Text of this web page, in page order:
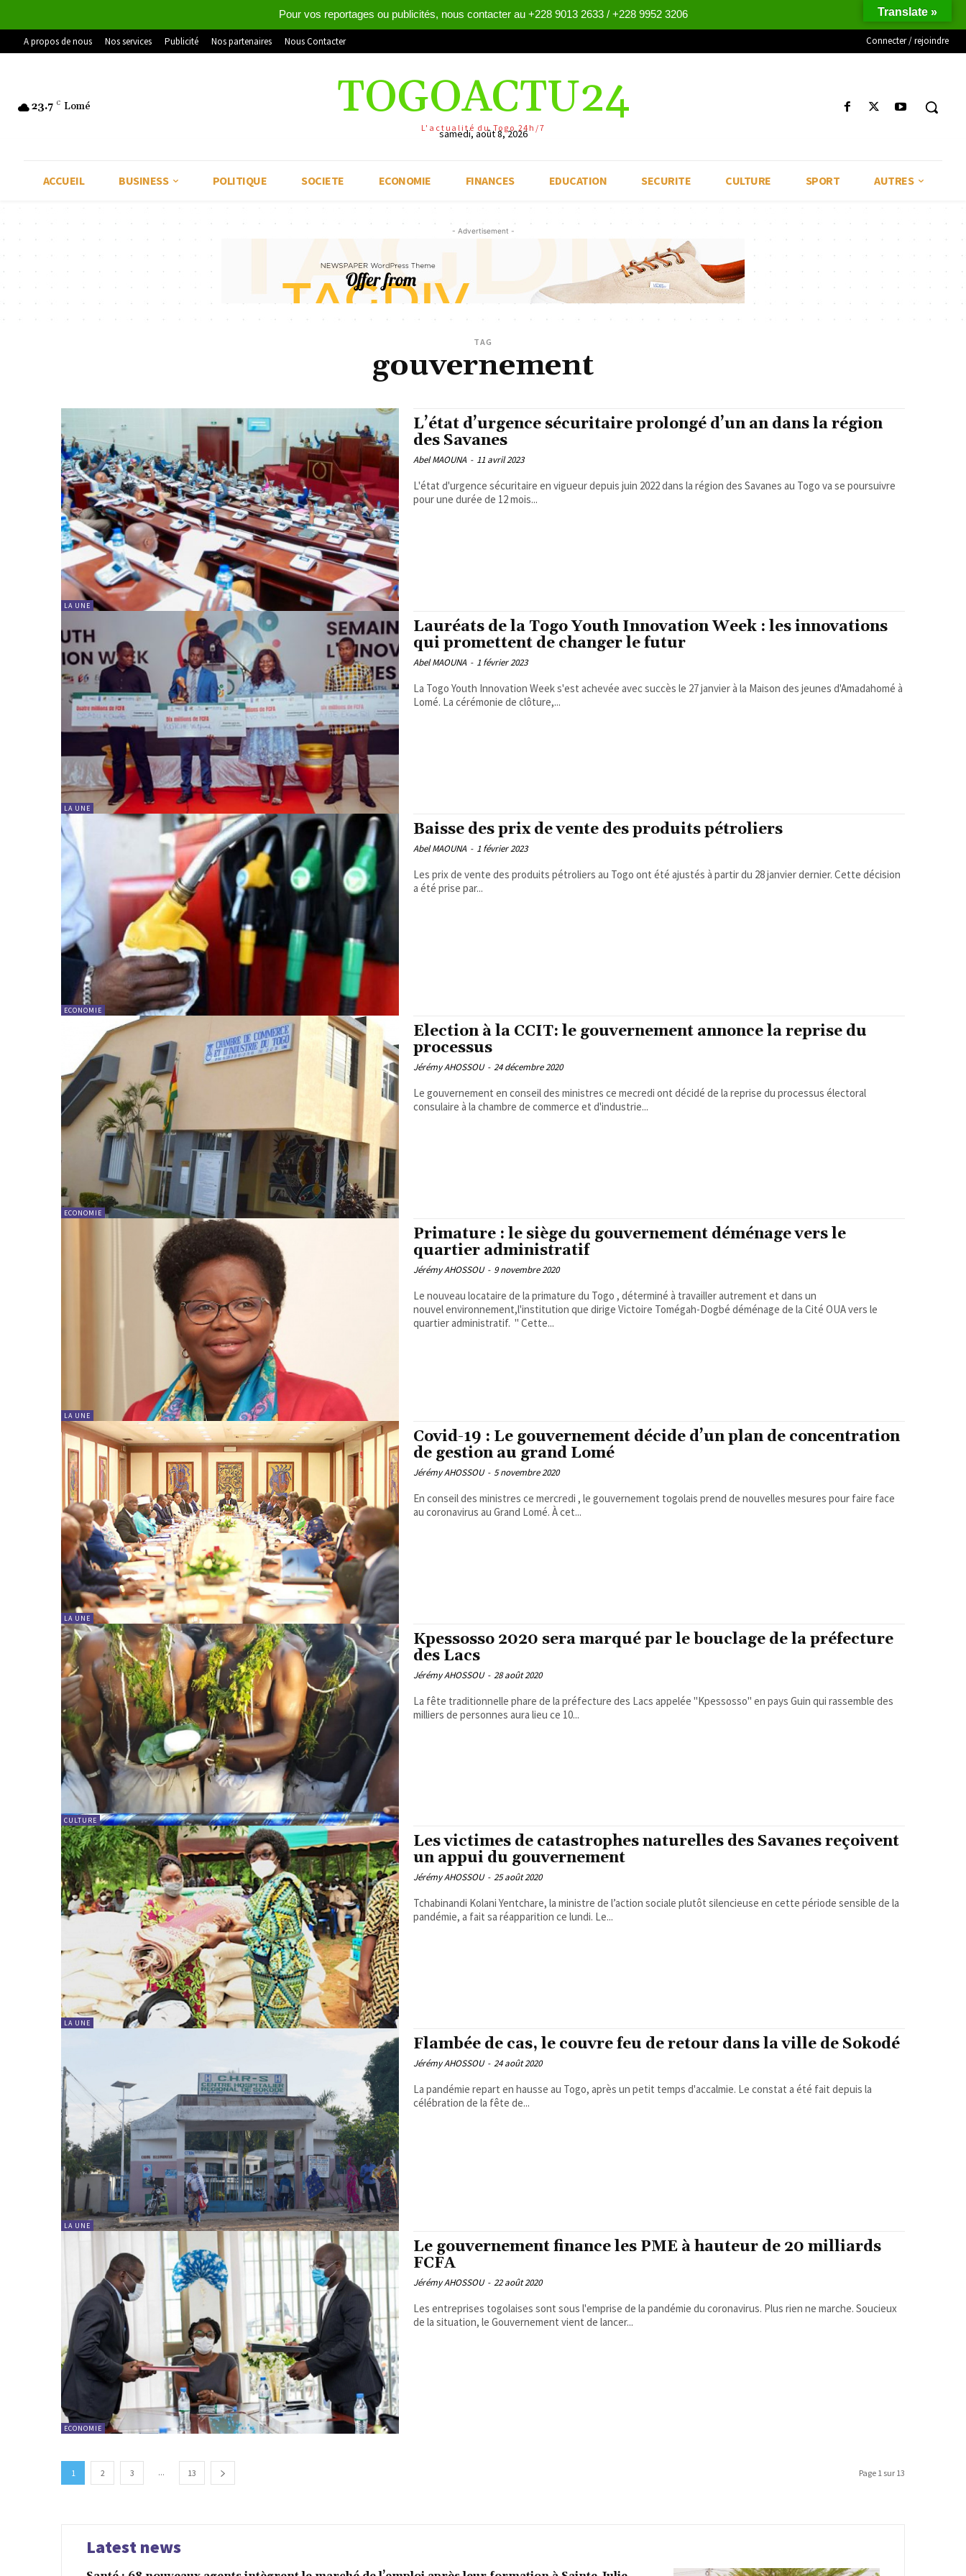
Pour vos reportages ou publicités, nous contacter au +228 9013 2633 / +228 9952 3206
A propos de nous Nos services Publicité Nos partenaires Nous Contacter Connecter / rejoindre
23.7 C Lomé TOGOACTU24
L'actualité du Togo 24h/7
samedi, août 8, 2026
ACCUEIL BUSINESS POLITIQUE SOCIETE ECONOMIE FINANCES EDUCATION SECURITE CULTURE SPORT AUTRES
- Advertisement -
TAG
gouvernement
LA UNE
L’état d’urgence sécuritaire prolongé d’un an dans la région
des Savanes
Abel MAOUNA - 11 avril 2023
L'état d'urgence sécuritaire en vigueur depuis juin 2022 dans la région des Savanes au Togo va se poursuivre
pour une durée de 12 mois...
LA UNE
Lauréats de la Togo Youth Innovation Week : les innovations
qui promettent de changer le futur
Abel MAOUNA - 1 février 2023
La Togo Youth Innovation Week s'est achevée avec succès le 27 janvier à la Maison des jeunes d'Amadahomé à
Lomé. La cérémonie de clôture,...
ECONOMIE
Baisse des prix de vente des produits pétroliers
Abel MAOUNA - 1 février 2023
Les prix de vente des produits pétroliers au Togo ont été ajustés à partir du 28 janvier dernier. Cette décision
a été prise par...
ECONOMIE
Election à la CCIT: le gouvernement annonce la reprise du
processus
Jérémy AHOSSOU - 24 décembre 2020
Le gouvernement en conseil des ministres ce mecredi ont décidé de la reprise du processus électoral
consulaire à la chambre de commerce et d'industrie...
LA UNE
Primature : le siège du gouvernement déménage vers le
quartier administratif
Jérémy AHOSSOU - 9 novembre 2020
Le nouveau locataire de la primature du Togo , déterminé à travailler autrement et dans un
nouvel environnement,l'institution que dirige Victoire Tomégah-Dogbé déménage de la Cité OUA vers le
quartier administratif. " Cette...
LA UNE
Covid-19 : Le gouvernement décide d’un plan de concentration
de gestion au grand Lomé
Jérémy AHOSSOU - 5 novembre 2020
En conseil des ministres ce mercredi , le gouvernement togolais prend de nouvelles mesures pour faire face
au coronavirus au Grand Lomé. À cet...
CULTURE
Kpessosso 2020 sera marqué par le bouclage de la préfecture
des Lacs
Jérémy AHOSSOU - 28 août 2020
La fête traditionnelle phare de la préfecture des Lacs appelée "Kpessosso" en pays Guin qui rassemble des
milliers de personnes aura lieu ce 10...
LA UNE
Les victimes de catastrophes naturelles des Savanes reçoivent
un appui du gouvernement
Jérémy AHOSSOU - 25 août 2020
Tchabinandi Kolani Yentchare, la ministre de l’action sociale plutôt silencieuse en cette période sensible de la
pandémie, a fait sa réapparition ce lundi. Le...
LA UNE
Flambée de cas, le couvre feu de retour dans la ville de Sokodé
Jérémy AHOSSOU - 24 août 2020
La pandémie repart en hausse au Togo, après un petit temps d'accalmie. Le constat a été fait depuis la
célébration de la fête de...
ECONOMIE
Le gouvernement finance les PME à hauteur de 20 milliards
FCFA
Jérémy AHOSSOU - 22 août 2020
Les entreprises togolaises sont sous l'emprise de la pandémie du coronavirus. Plus rien ne marche. Soucieux
de la situation, le Gouvernement vient de lancer...
1 2 3 ... 13 Page 1 sur 13
Latest news
Translate »